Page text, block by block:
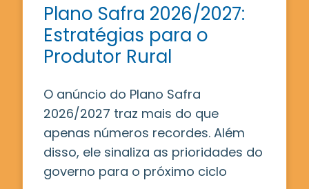
Plano Safra 2026/2027:
Estratégias para o
Produtor Rural
O anúncio do Plano Safra
2026/2027 traz mais do que
apenas números recordes. Além
disso, ele sinaliza as prioridades do
governo para o próximo ciclo